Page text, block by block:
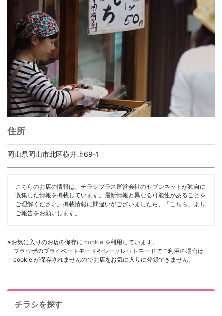
住所
岡山県岡山市北区横井上69-1
こちらのお店の情報は、チラシプラス運営会社のセブンネットが独自に
収集した情報を掲載しています。最新情報と異なる可能性があることを
ご理解ください。掲載情報に間違いがございましたら、「 こちら 」より
ご報告をお願いします。
※お気に入りのお店の保存に cookie を利用しています。
ブラウザのプライベートモードやシークレットモードでご利用の場合は
cookie が保存されませんのでお店をお気に入りに登録できません。
チラシを探す